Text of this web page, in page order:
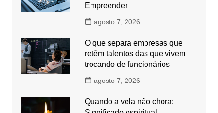
Empreender
agosto 7, 2026
O que separa empresas que
retêm talentos das que vivem
trocando de funcionários
agosto 7, 2026
Quando a vela não chora: